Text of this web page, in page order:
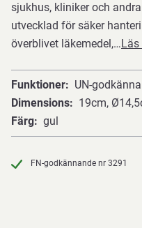
sjukhus, kliniker och
utvecklad för säker
överblivet läkemedel,…Läs
Funktioner
UN-
Dimensions
19cm,
Färg
gul
FN-godkännande nr 3291